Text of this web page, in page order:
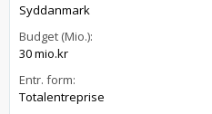
Syddanmark
Budget (Mio.):
30 mio.kr
Entr. form:
Totalentreprise